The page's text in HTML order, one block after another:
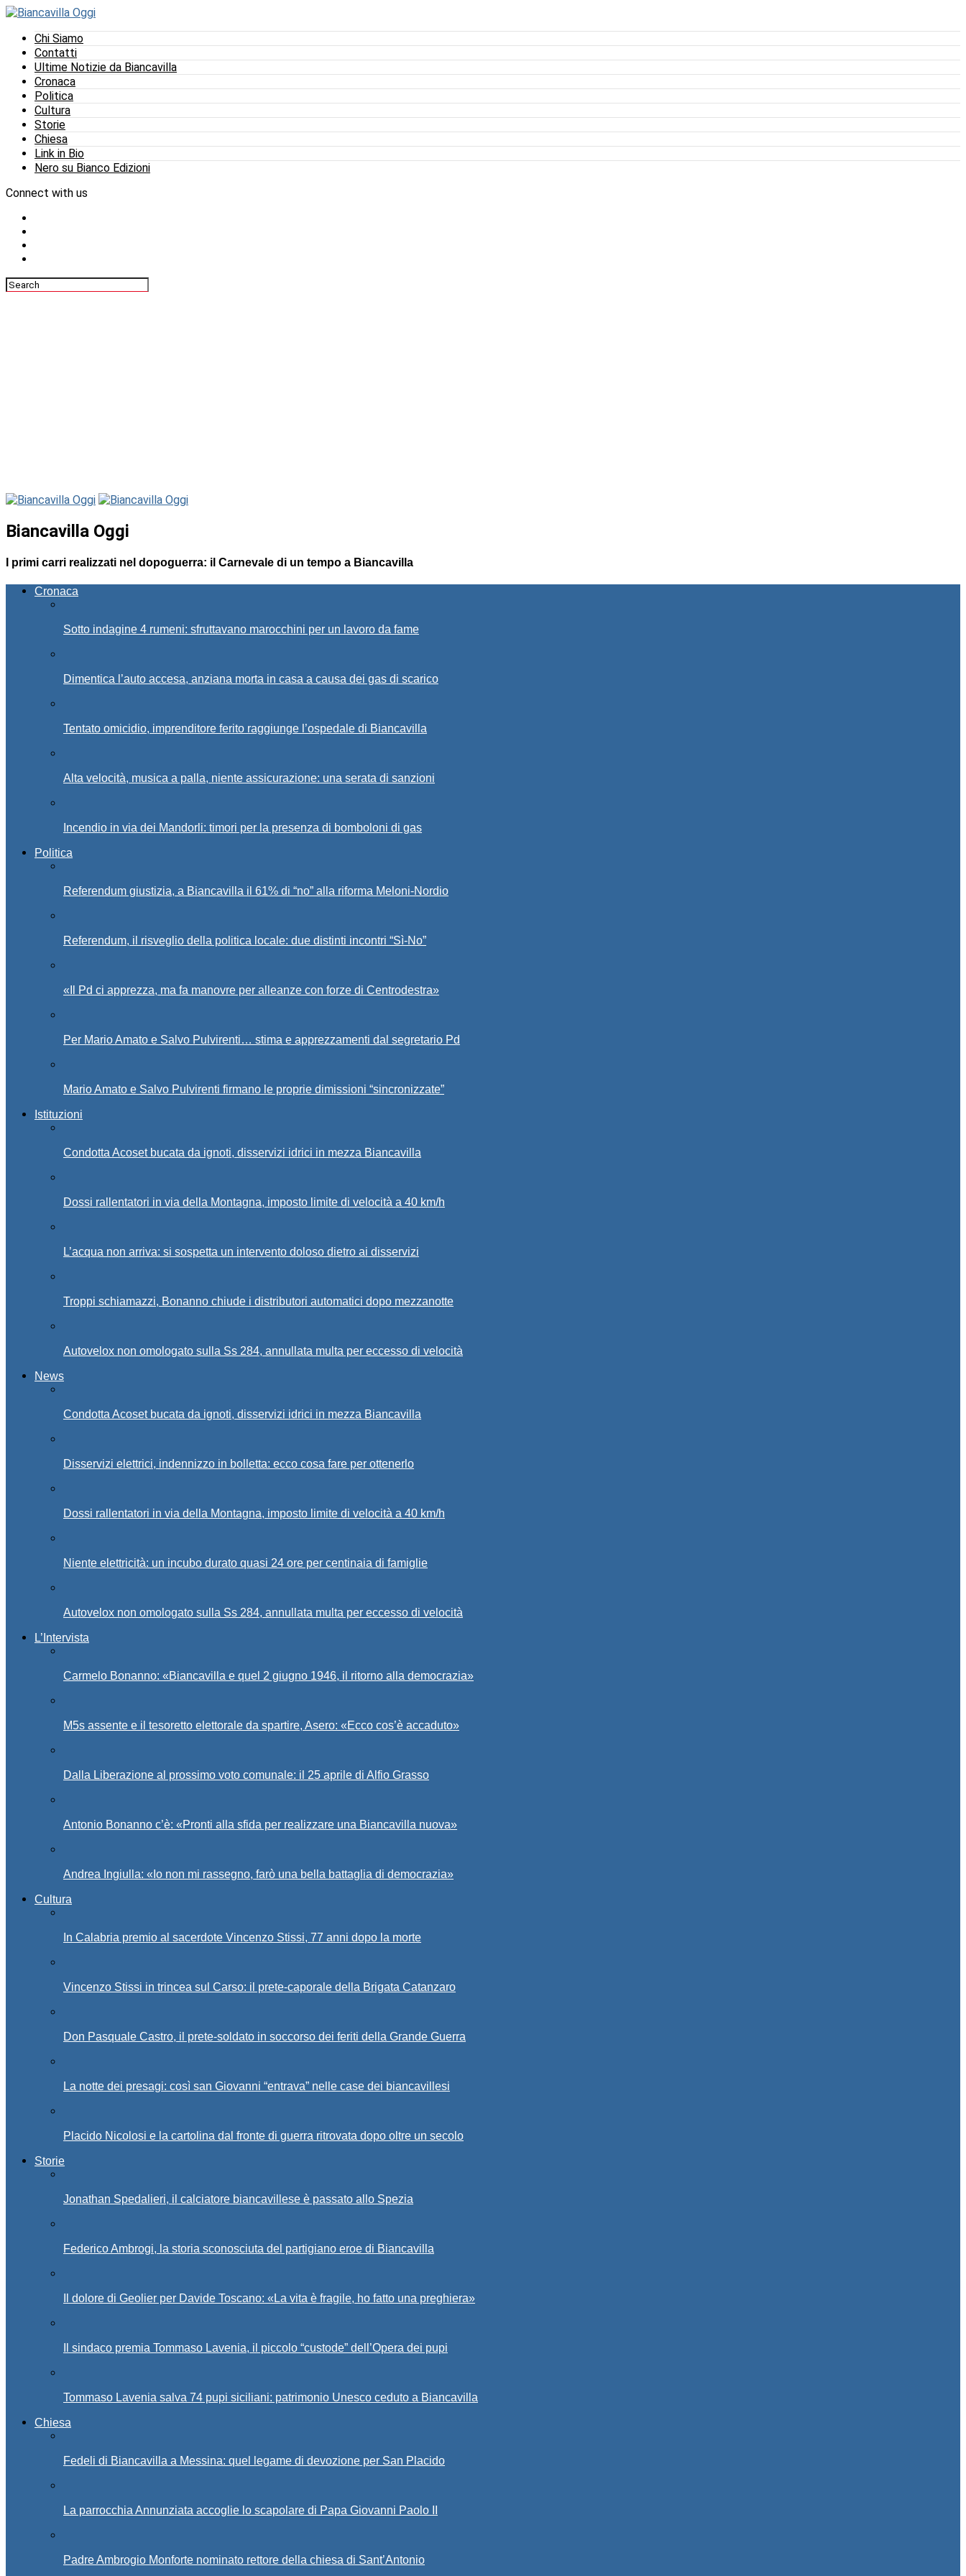
Chi Siamo
Contatti
Ultime Notizie da Biancavilla
Cronaca
Politica
Cultura
Storie
Chiesa
Link in Bio
Nero su Bianco Edizioni
Connect with us
Biancavilla Oggi
I primi carri realizzati nel dopoguerra: il Carnevale di un tempo a Biancavilla
Cronaca
Sotto indagine 4 rumeni: sfruttavano marocchini per un lavoro da fame
Dimentica l’auto accesa, anziana morta in casa a causa dei gas di scarico
Tentato omicidio, imprenditore ferito raggiunge l’ospedale di Biancavilla
Alta velocità, musica a palla, niente assicurazione: una serata di sanzioni
Incendio in via dei Mandorli: timori per la presenza di bomboloni di gas
Politica
Referendum giustizia, a Biancavilla il 61% di “no” alla riforma Meloni-Nordio
Referendum, il risveglio della politica locale: due distinti incontri “Sì-No”
«Il Pd ci apprezza, ma fa manovre per alleanze con forze di Centrodestra»
Per Mario Amato e Salvo Pulvirenti… stima e apprezzamenti dal segretario Pd
Mario Amato e Salvo Pulvirenti firmano le proprie dimissioni “sincronizzate”
Istituzioni
Condotta Acoset bucata da ignoti, disservizi idrici in mezza Biancavilla
Dossi rallentatori in via della Montagna, imposto limite di velocità a 40 km/h
L’acqua non arriva: si sospetta un intervento doloso dietro ai disservizi
Troppi schiamazzi, Bonanno chiude i distributori automatici dopo mezzanotte
Autovelox non omologato sulla Ss 284, annullata multa per eccesso di velocità
News
Condotta Acoset bucata da ignoti, disservizi idrici in mezza Biancavilla
Disservizi elettrici, indennizzo in bolletta: ecco cosa fare per ottenerlo
Dossi rallentatori in via della Montagna, imposto limite di velocità a 40 km/h
Niente elettricità: un incubo durato quasi 24 ore per centinaia di famiglie
Autovelox non omologato sulla Ss 284, annullata multa per eccesso di velocità
L’Intervista
Carmelo Bonanno: «Biancavilla e quel 2 giugno 1946, il ritorno alla democrazia»
M5s assente e il tesoretto elettorale da spartire, Asero: «Ecco cos’è accaduto»
Dalla Liberazione al prossimo voto comunale: il 25 aprile di Alfio Grasso
Antonio Bonanno c’è: «Pronti alla sfida per realizzare una Biancavilla nuova»
Andrea Ingiulla: «Io non mi rassegno, farò una bella battaglia di democrazia»
Cultura
In Calabria premio al sacerdote Vincenzo Stissi, 77 anni dopo la morte
Vincenzo Stissi in trincea sul Carso: il prete-caporale della Brigata Catanzaro
Don Pasquale Castro, il prete-soldato in soccorso dei feriti della Grande Guerra
La notte dei presagi: così san Giovanni “entrava” nelle case dei biancavillesi
Placido Nicolosi e la cartolina dal fronte di guerra ritrovata dopo oltre un secolo
Storie
Jonathan Spedalieri, il calciatore biancavillese è passato allo Spezia
Federico Ambrogi, la storia sconosciuta del partigiano eroe di Biancavilla
Il dolore di Geolier per Davide Toscano: «La vita è fragile, ho fatto una preghiera»
Il sindaco premia Tommaso Lavenia, il piccolo “custode” dell’Opera dei pupi
Tommaso Lavenia salva 74 pupi siciliani: patrimonio Unesco ceduto a Biancavilla
Chiesa
Fedeli di Biancavilla a Messina: quel legame di devozione per San Placido
La parrocchia Annunziata accoglie lo scapolare di Papa Giovanni Paolo II
Padre Ambrogio Monforte nominato rettore della chiesa di Sant’Antonio